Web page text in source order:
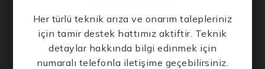
Code Vein II Deluxe Edition Crack Fix Compressed
Repack Bypass Steam
Her türlü teknik arıza ve onarım talepleriniz
için tamir destek hattımız aktiftir. Teknik
detaylar hakkında bilgi edinmek için
numaralı telefonla iletişime geçebilirsiniz.